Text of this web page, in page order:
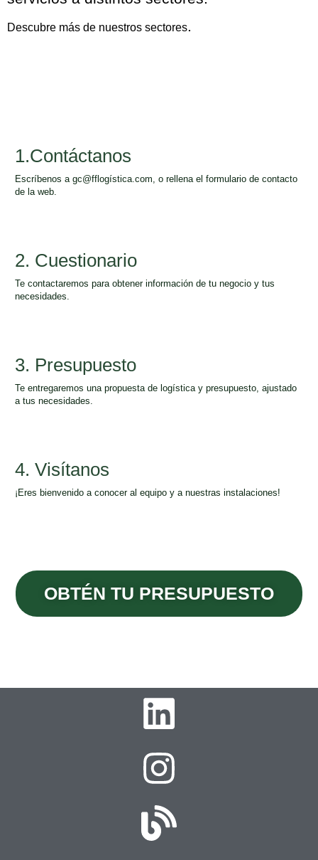
Descubre más de nuestros sectores.
1.Contáctanos
Escríbenos a gc@fflogística.com, o rellena el formulario de contacto
de la web.
2. Cuestionario
Te contactaremos para obtener información de tu negocio y tus
necesidades.
3. Presupuesto
Te entregaremos una propuesta de logística y presupuesto, ajustado
a tus necesidades.
4. Visítanos
¡Eres bienvenido a conocer al equipo y a nuestras instalaciones!
OBTÉN TU PRESUPUESTO